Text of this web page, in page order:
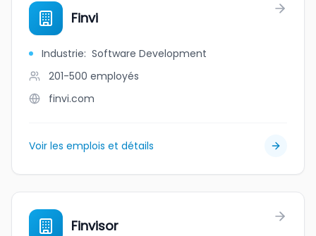
Finvi
Industrie: Software Development
201-500 employés
finvi.com
Voir les emplois et détails
Finvisor